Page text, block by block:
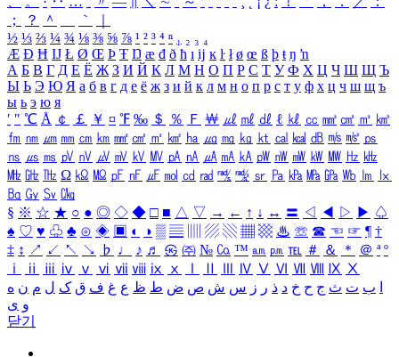
；
？ ＾ ｀
½ ⅓ ⅔ ¼ ¾ ⅛ ⅜ ⅝ ⅞ ¹ ² ³ ⁴ ⁿ ₁ ₂ ₃ ₄
Æ Ð Ħ Ĳ Ł Ø Œ Þ Ŧ Ŋ æ đ ð ħ ı ĳ ĸ ŀ ł ø œ ß þ ŧ ŋ ŉ
А Б В Г Д Е Ё Ж З И Й К Л М Н О П Р С Т У Ф Х Ц Ч Ш Щ Ъ
Ы Ь Э Ю Я а б в г д е ё ж з и й к л м н о п р с т у ф х ц ч ш щ ъ
ы ь э ю я
′ ″ ℃ Å ￠ ￡ ￥ ¤ ℉ ‰ ＄ ％ Ｆ ￦ ㎕ ㎖ ㎗ ℓ ㎘ ㏄ ㎣ ㎤ ㎥ ㎦
㎙ ㎚ ㎛ ㎜ ㎝ ㎞ ㎟ ㎠ ㎡ ㎢ ㏊ ㎍ ㎎ ㎏ ㏏ ㎈ ㎉ ㏈ ㎧ ㎨ ㎰
㎱ ㎲ ㎳ ㎴ ㎵ ㎶ ㎷ ㎸ ㎹ ㎀ ㎁ ㎂ ㎃ ㎄ ㎺ ㎻ ㎽ ㎾ ㎿ ㎐ ㎑
㎒ ㎓ ㎔ Ω ㏀ ㏁ ㎊ ㎋ ㎌ ㏖ ㏅ ㎭ ㎮ ㎯ ㏛ ㎩ ㎪ ㎫ ㎬ ㏝ ㏐
㏓
㏃ ㏉ ㏜ ㏆
§ ※ ☆ ★ ○ ● ◎ ◇ ◆ □ ■ △ ▽ → ← ↑ ↓ ↔ 〓 ◁ ◀ ▷ ▶ ♤
♠ ♡ ♥ ♧ ♣ ⊙ ◈ ▣ ◐ ◑ ▒ ▤ ▨ ▧ ▦ ▩ ♨ ☏ ☎ ☜ ☞ ¶ †
‡ ↕ ↗ ↙ ↖ ↘ ♭ ♩ ♪ ♬ ㉿ ㈜ № ㏇ ™ ㏂ ㏘ ℡ ＃ ＆ ＊ ＠ ª º
ⅰ
ⅱ ⅲ ⅳ ⅴ ⅵ ⅶ ⅷ ⅸ ⅹ Ⅳ Ⅴ Ⅵ Ⅶ Ⅷ Ⅸ Ⅹ
ب ت ث ج ح خ د ذ ر ز س ش ص ض ط ظ ع غ ف ق ک ل م ن ه
و ی
닫기